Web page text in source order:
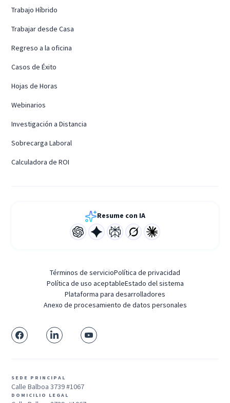
Trabajo Híbrido
Trabajar desde Casa
Regreso a la oficina
Casos de Éxito
Hojas de Horas
Webinarios
Investigación a Distancia
Sobrecarga Laboral
Calculadora de ROI
Resume con IA
Términos de servicioPolítica de privacidad
Política de uso aceptableEstado del sistema
Plataforma para desarrolladores
Anexo de procesamiento de datos personales
SEDE PRINCIPAL
Calle Balboa 3739 #1067
DOMICILIO LEGAL